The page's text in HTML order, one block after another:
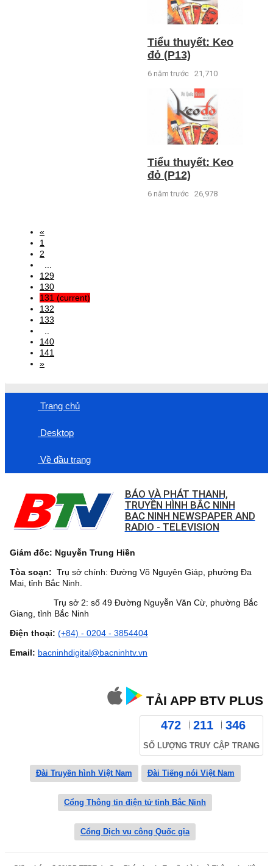
Tiểu thuyết: Keo
đỏ (P13)
6 năm trước 21,710
Tiểu thuyết: Keo
đỏ (P12)
6 năm trước 26,978
«
1
2
129
130
131 (current)
132
133
140
141
»
Trang chủ
Desktop
Về đầu trang
BÁO VÀ PHÁT THANH,
TRUYỀN HÌNH BẮC NINH
BAC NINH NEWSPAPER AND
RADIO - TELEVISION
Giám đốc: Nguyễn Trung Hiền
Tòa soạn: Trụ sở chính: Đường Võ Nguyên Giáp, phường Đa
Mai, tỉnh Bắc Ninh.
Trụ sở 2: số 49 Đường Nguyễn Văn Cừ, phường Bắc
Giang, tỉnh Bắc Ninh
Điện thoại: (+84) - 0204 - 3854404
Email: bacninhdigital@bacninhtv.vn
TẢI APP BTV PLUS
472 211 346
SỐ LƯỢNG TRUY CẬP TRANG
Đài Truyền hình Việt Nam Đài Tiếng nói Việt Nam
Cổng Thông tin điện tử tỉnh Bắc Ninh
Cổng Dịch vụ công Quốc gia